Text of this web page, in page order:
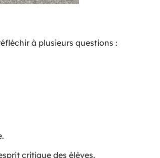
à plusieurs questions :
critique des élèves.